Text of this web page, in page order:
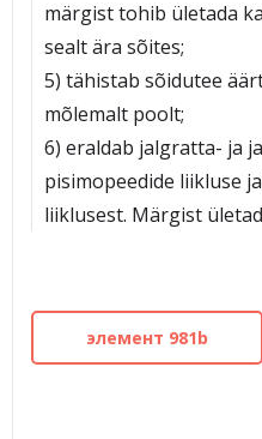
märgist tohib ületada
sealt ära sõites;
5) tähistab sõidutee
mõlemalt poolt;
6) eraldab jalgratta- ja
pisimopeedide liikluse
liiklusest. Märgist
элемент 981b